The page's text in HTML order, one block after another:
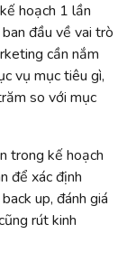
hoạch 1 lần
đầu về vai trò
cần nắm
vụ mục tiêu gì,
so với mục
trong kế hoạch
để xác định
up, đánh giá
rút kinh